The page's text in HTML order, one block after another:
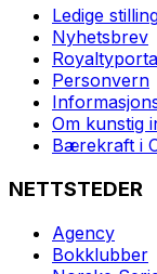
Ledige
Nyhetsbrev
Personvern
Om kunstig
Bærekraft i
NETTSTEDER
Agency
Bokklubber